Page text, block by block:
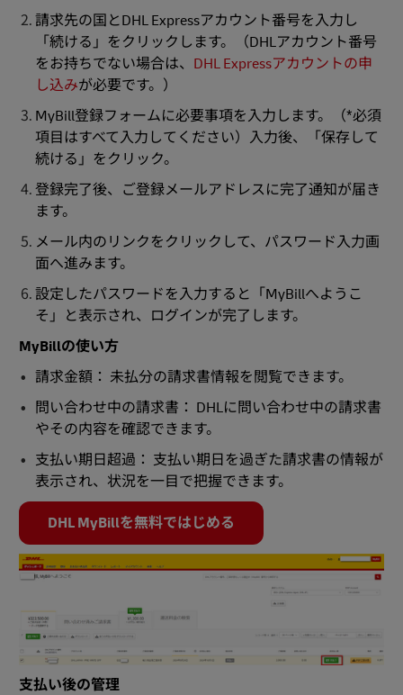
請求先の国とDHL Expressアカウント番号を入力し
「続ける」をクリックします。（DHLアカウント番号
をお持ちでない場合は、 DHL Expressアカウントの申
し込みが必要です。）
MyBill登録フォームに必要事項を入力します。（*必須
項目はすべて入力してください）入力後、「保存して
続ける」をクリック。
登録完了後、ご登録メールアドレスに完了通知が届き
ます。
メール内のリンクをクリックして、パスワード入力画
面へ進みます。
設定したパスワードを入力すると「MyBillへようこ
そ」と表示され、ログインが完了します。
MyBillの使い方
請求金額： 未払分の請求書情報を閲覧できます。
問い合わせ中の請求書： DHLに問い合わせ中の請求書
やその内容を確認できます。
支払い期日超過： 支払い期日を過ぎた請求書の情報が
表示され、状況を一目で把握できます。
DHL MyBillを無料ではじめる
支払い後の管理